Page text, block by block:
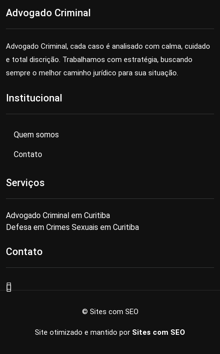
Advogado Criminal
Advogado Criminal, cada caso é analisado com calma, cuidado
e total discrição. Trabalhamos com estratégia, buscando
sempre o melhor caminho jurídico para sua situação.
Institucional
Quem somos
Contato
Serviços
Advogado Criminal em Curitiba
Defesa em Crimes Sexuais em Curitiba
Contato
© Sites com SEO
Site otimizado e mantido por Sites com SEO